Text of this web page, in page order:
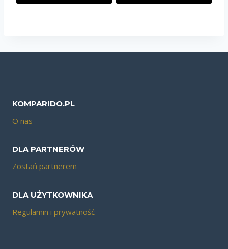
KOMPARIDO.PL
O nas
DLA PARTNERÓW
Zostań partnerem
DLA UŻYTKOWNIKA
Regulamin i prywatność